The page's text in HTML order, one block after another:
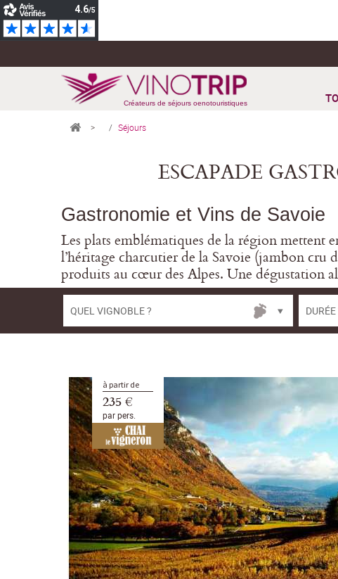
Créateurs de séjours oenotouristiques
> Séjours
ESCAPADE
Gastronomie et Vins de Savoie
Les plats emblématiques de la région mettent
l’héritage charcutier de la Savoie (jambon cru
produits au cœur des Alpes. Une dégustation
QUEL VIGNOBLE ? DURÉE
à partir de
235 €
par pers.